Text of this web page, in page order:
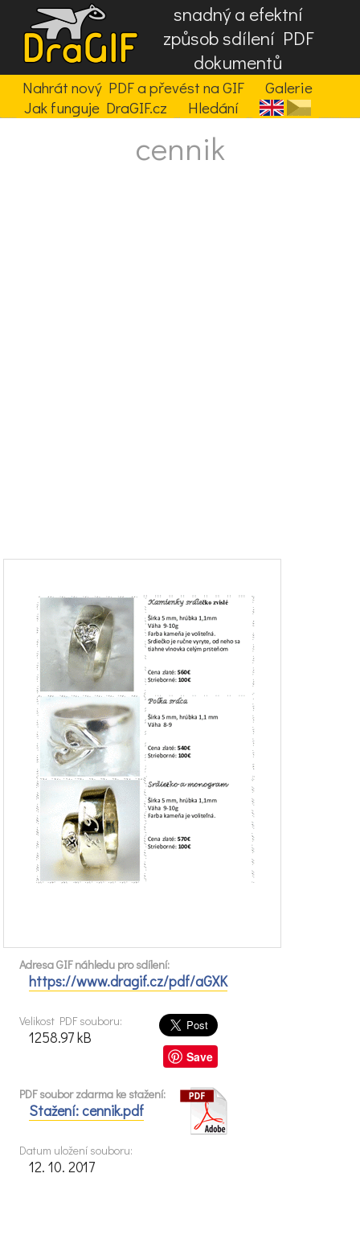
snadný a efektní
způsob sdílení PDF
dokumentů
Nahrát nový PDF a převést na GIF
Galerie
Jak funguje DraGIF.cz
Hledání
cennik
Adresa GIF náhledu pro sdílení:
https://www.dragif.cz/pdf/aGXK
Save
Velikost PDF souboru:
1258.97 kB
PDF soubor zdarma ke stažení:
Stažení: cennik.pdf
Datum uložení souboru:
12. 10. 2017